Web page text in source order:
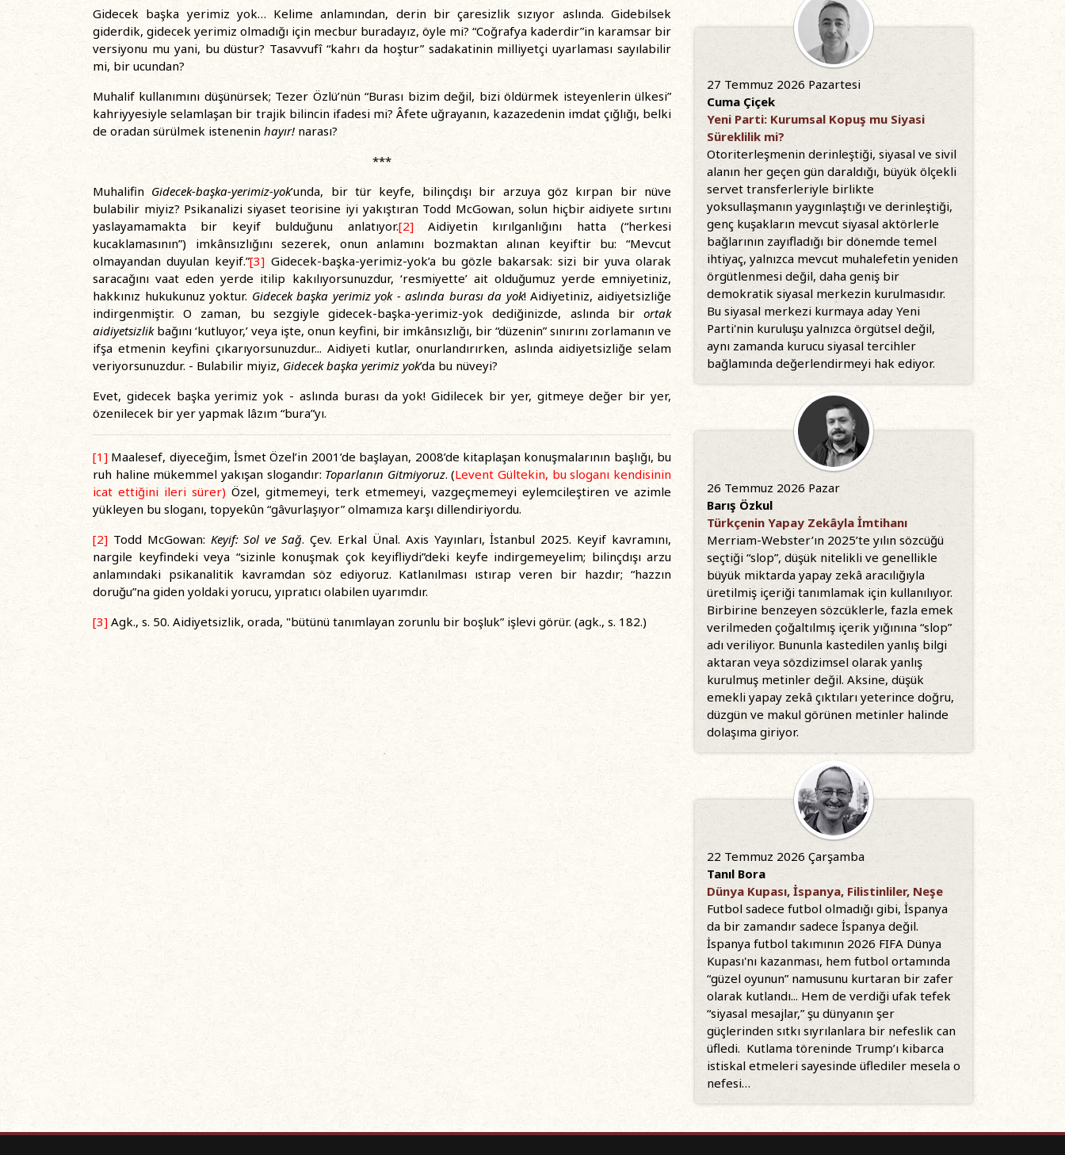
Gidecek başka yerimiz yok… Kelime anlamından, derin bir çaresizlik sızıyor aslında. Gidebilsek
giderdik, gidecek yerimiz olmadığı için mecbur buradayız, öyle mi? “Coğrafya kaderdir”in karamsar bir
versiyonu mu yani, bu düstur? Tasavvufî “kahrı da hoştur” sadakatinin milliyetçi uyarlaması sayılabilir
mi, bir ucundan?
Muhalif kullanımını düşünürsek; Tezer Özlü’nün “Burası bizim değil, bizi öldürmek isteyenlerin ülkesi”
kahriyyesiyle selamlaşan bir trajik bilincin ifadesi mi? Âfete uğrayanın, kazazedenin imdat çığlığı, belki
de oradan sürülmek istenenin hayır! narası?
***
Muhalifin Gidecek-başka-yerimiz-yok’unda, bir tür keyfe, bilinçdışı bir arzuya göz kırpan bir nüve
bulabilir miyiz? Psikanalizi siyaset teorisine iyi yakıştıran Todd McGowan, solun hiçbir aidiyete sırtını
yaslayamamakta bir keyif bulduğunu anlatıyor.[2]Aidiyetin kırılganlığını hatta (“herkesi
kucaklamasının”) imkânsızlığını sezerek, onun anlamını bozmaktan alınan keyiftir bu: “Mevcut
olmayandan duyulan keyif.”[3] Gidecek-başka-yerimiz-yok’a bu gözle bakarsak: sizi bir yuva olarak
saracağını vaat eden yerde itilip kakılıyorsunuzdur, ‘resmiyette’ ait olduğumuz yerde emniyetiniz,
hakkınız hukukunuz yoktur. Gidecek başka yerimiz yok - aslında burası da yok! Aidiyetiniz, aidiyetsizliğe
indirgenmiştir. O zaman, bu sezgiyle gidecek-başka-yerimiz-yok dediğinizde, aslında bir ortak
aidiyetsizlik bağını ‘kutluyor,’ veya işte, onun keyfini, bir imkânsızlığı, bir “düzenin” sınırını zorlamanın ve
ifşa etmenin keyfini çıkarıyorsunuzdur... Aidiyeti kutlar, onurlandırırken, aslında aidiyetsizliğe selam
veriyorsunuzdur. - Bulabilir miyiz, Gidecek başka yerimiz yok’da bu nüveyi?
Evet, gidecek başka yerimiz yok - aslında burası da yok! Gidilecek bir yer, gitmeye değer bir yer,
özenilecek bir yer yapmak lâzım “bura”yı.
[1] Maalesef, diyeceğim, İsmet Özel’in 2001’de başlayan, 2008’de kitaplaşan konuşmalarının başlığı, bu
ruh haline mükemmel yakışan slogandır: Toparlanın Gitmiyoruz. (Levent Gültekin, bu sloganı kendisinin
icat ettiğini ileri sürer) Özel, gitmemeyi, terk etmemeyi, vazgeçmemeyi eylemcileştiren ve azimle
yükleyen bu sloganı, topyekûn “gâvurlaşıyor” olmamıza karşı dillendiriyordu.
[2] Todd McGowan: Keyif: Sol ve Sağ. Çev. Erkal Ünal. Axis Yayınları, İstanbul 2025. Keyif kavramını,
nargile keyfindeki veya “sizinle konuşmak çok keyifliydi”deki keyfe indirgemeyelim; bilinçdışı arzu
anlamındaki psikanalitik kavramdan söz ediyoruz. Katlanılması ıstırap veren bir hazdır; “hazzın
doruğu”na giden yoldaki yorucu, yıpratıcı olabilen uyarımdır.
[3] Agk., s. 50. Aidiyetsizlik, orada, "bütünü tanımlayan zorunlu bir boşluk” işlevi görür. (agk., s. 182.)
27 Temmuz 2026 Pazartesi
Cuma Çiçek
Yeni Parti: Kurumsal Kopuş mu Siyasi
Süreklilik mi?
Otoriterleşmenin derinleştiği, siyasal ve sivil
alanın her geçen gün daraldığı, büyük ölçekli
servet transferleriyle birlikte
yoksullaşmanın yaygınlaştığı ve derinleştiği,
genç kuşakların mevcut siyasal aktörlerle
bağlarının zayıfladığı bir dönemde temel
ihtiyaç, yalnızca mevcut muhalefetin yeniden
örgütlenmesi değil, daha geniş bir
demokratik siyasal merkezin kurulmasıdır.
Bu siyasal merkezi kurmaya aday Yeni
Parti'nin kuruluşu yalnızca örgütsel değil,
aynı zamanda kurucu siyasal tercihler
bağlamında değerlendirmeyi hak ediyor.
26 Temmuz 2026 Pazar
Barış Özkul
Türkçenin Yapay Zekâyla İmtihanı
Merriam-Webster’ın 2025’te yılın sözcüğü
seçtiği “slop”, düşük nitelikli ve genellikle
büyük miktarda yapay zekâ aracılığıyla
üretilmiş içeriği tanımlamak için kullanılıyor.
Birbirine benzeyen sözcüklerle, fazla emek
verilmeden çoğaltılmış içerik yığınına “slop”
adı veriliyor. Bununla kastedilen yanlış bilgi
aktaran veya sözdizimsel olarak yanlış
kurulmuş metinler değil. Aksine, düşük
emekli yapay zekâ çıktıları yeterince doğru,
düzgün ve makul görünen metinler halinde
dolaşıma giriyor.
22 Temmuz 2026 Çarşamba
Tanıl Bora
Dünya Kupası, İspanya, Filistinliler, Neşe
Futbol sadece futbol olmadığı gibi, İspanya
da bir zamandır sadece İspanya değil.
İspanya futbol takımının 2026 FIFA Dünya
Kupası'nı kazanması, hem futbol ortamında
“güzel oyunun” namusunu kurtaran bir zafer
olarak kutlandı... Hem de verdiği ufak tefek
“siyasal mesajlar,” şu dünyanın şer
güçlerinden sıtkı sıyrılanlara bir nefeslik can
üfledi. Kutlama töreninde Trump’ı kibarca
istiskal etmeleri sayesinde üflediler mesela o
nefesi…